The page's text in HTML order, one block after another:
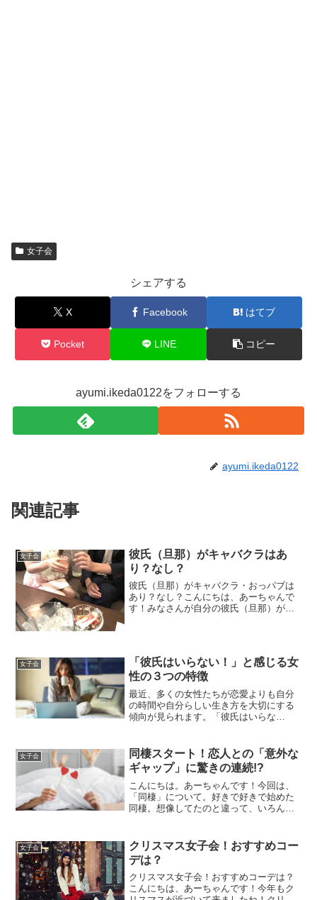
女子会
シェアする
X Facebook はてブ
Pocket LINE コピー
ayumi.ikeda0122をフォローする
ayumi.ikeda0122
関連記事
女子会
彼氏（旦那）がキャバクラはあ
り？なし？
彼氏（旦那）がキャバクラ・おっパブは
あり？なし？こんにちは、あーちゃんで
す！みなさんが自分の彼氏（旦那）がキ
わない」ということがそも...
女子会
「彼氏はいらない！」と感じる女
性の３つの特徴
最近、多くの女性たちが恋愛よりも自分
の時間や自分らしい生き方を大切にする
傾向が見られます。「彼氏はいらな
ないと感じる女性の特徴について、詳し
くご紹介します！1.自分の時...
女子会
同棲スタート！恋人との「意外な
ギャップ」に驚きの連続!?
こんにちは。あーちゃんです！今回は、
「同棲」について。好きで好きで始めた
同棲。想像してたのと違って、いろんな
面白いエピソードや驚きのギャップをシ
ェア！リアル「生活のリズ...
女子会
クリスマス女子会！おすすめコー
デは？
クリスマス女子会！おすすめコーデは？
こんにちは、あーちゃんです！今年もク